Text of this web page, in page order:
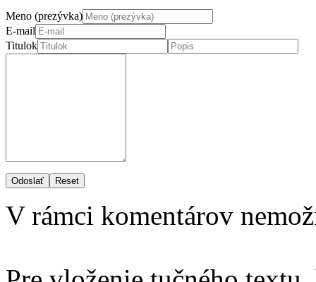
Meno (prezývka)
E-mail
Titulok
Odoslať Reset
V rámci komentárov